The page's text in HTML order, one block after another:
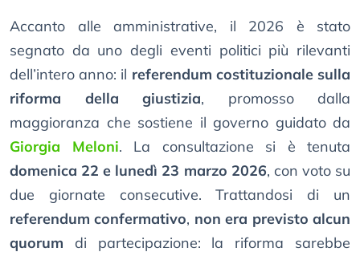
Accanto alle amministrative, il 2026 è stato
segnato da uno degli eventi politici più rilevanti
dell’intero anno: il referendum costituzionale sulla
riforma della giustizia, promosso dalla
maggioranza che sostiene il governo guidato da
Giorgia Meloni. La consultazione si è tenuta
domenica 22 e lunedì 23 marzo 2026, con voto su
due giornate consecutive. Trattandosi di un
referendum confermativo, non era previsto alcun
quorum di partecipazione: la riforma sarebbe